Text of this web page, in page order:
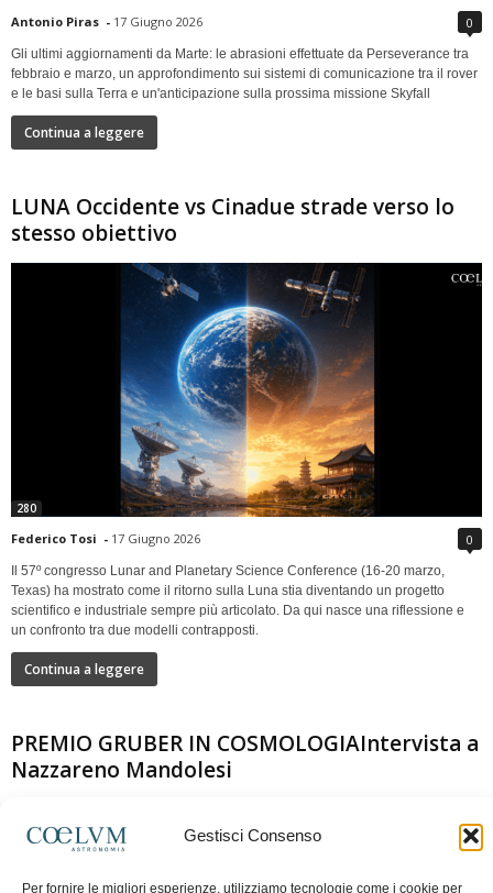
Gestisci Consenso
Per fornire le migliori esperienze, utilizziamo tecnologie come i cookie per
Antonio Piras - 17 Giugno 2026 0
Gli ultimi aggiornamenti da Marte: le abrasioni effettuate da Perseverance tra
febbraio e marzo, un approfondimento sui sistemi di comunicazione tra il rover
e le basi sulla Terra e un'anticipazione sulla prossima missione Skyfall
Continua a leggere
LUNA Occidente vs Cinadue strade verso lo
stesso obiettivo
280
Federico Tosi - 17 Giugno 2026 0
Il 57º congresso Lunar and Planetary Science Conference (16-20 marzo,
Texas) ha mostrato come il ritorno sulla Luna stia diventando un progetto
scientifico e industriale sempre più articolato. Da qui nasce una riflessione e
un confronto tra due modelli contrapposti.
Continua a leggere
PREMIO GRUBER IN COSMOLOGIAIntervista a
Nazzareno Mandolesi